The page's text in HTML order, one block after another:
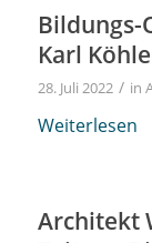
Bildungs-
Karl
28. Juli 2022 / in
Weiterlesen
Architekt